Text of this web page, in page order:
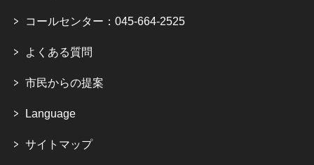
コールセンター：045-664-2525
よくある質問
市民からの提案
Language
サイトマップ